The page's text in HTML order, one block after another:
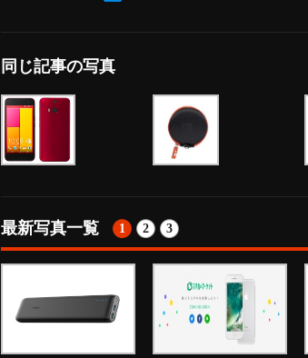
同じ記事の写真
最新写真一覧 1 2 3